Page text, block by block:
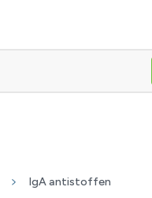
IgA antistoffen